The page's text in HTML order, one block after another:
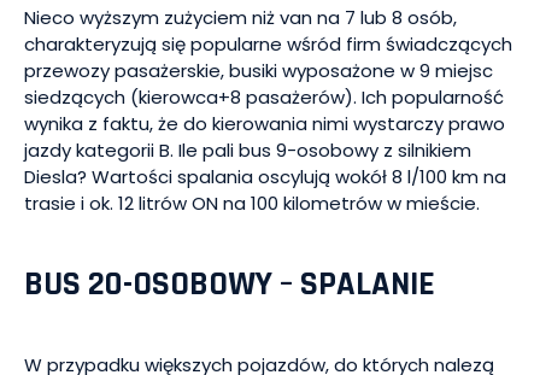
Nieco wyższym zużyciem niż van na 7 lub 8 osób,
charakteryzują się popularne wśród firm świadczących
przewozy pasażerskie, busiki wyposażone w 9 miejsc
siedzących (kierowca+8 pasażerów). Ich popularność
wynika z faktu, że do kierowania nimi wystarczy prawo
jazdy kategorii B. Ile pali bus 9-osobowy z silnikiem
Diesla? Wartości spalania oscylują wokół 8 l/100 km na
trasie i ok. 12 litrów ON na 100 kilometrów w mieście.
BUS 20-OSOBOWY – SPALANIE
W przypadku większych pojazdów, do których nalezą